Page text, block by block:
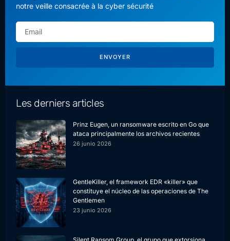
notre veille consacrée à la cyber sécurité
ENVOYER
Les derniers articles
Prinz Eugen, un ransomware escrito en Go que
ataca principalmente los archivos recientes
26 junio 2026
GentleKiller, el framework EDR «killer» que
constituye el núcleo de las operaciones de The
Gentlemen
23 junio 2026